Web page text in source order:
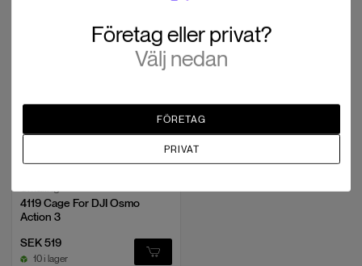
Osmo Action 5 Pro, Osmo Action 4, Osmo Action 3, DJI Action 2
Smallrig
4119 Cage For DJI Osmo
Action 3
SEK 519
10 i lager
Företag eller privat?
Välj nedan
FÖRETAG
PRIVAT